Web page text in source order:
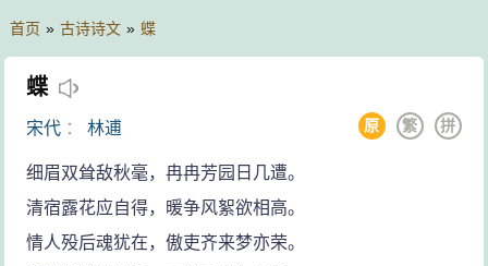
首页 » 古诗诗文 » 蝶
蝶
宋代 ：林逋 拼
繁
原
细眉双耸敌秋毫，冉冉芳园日几遭。
清宿露花应自得，暖争风絮欲相高。
情人殁后魂犹在，傲吏齐来梦亦荣。